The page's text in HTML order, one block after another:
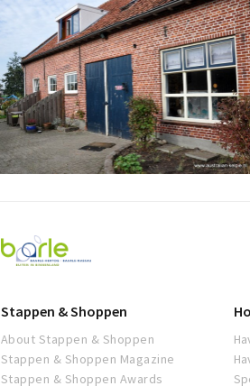
Visit
Baarle
Stappen & Shoppen
About Stappen & Shoppen
Stappen & Shoppen Magazine
Stappen & Shoppen Awards